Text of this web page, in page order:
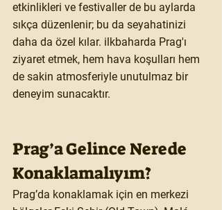
etkinlikleri ve festivaller de bu aylarda
sıkça düzenlenir; bu da seyahatinizi
daha da özel kılar. ​ilkbaharda Prag'ı
ziyaret etmek, hem hava koşulları hem
de sakin atmosferiyle unutulmaz bir
deneyim sunacaktır.
Prag’a Gelince Nerede
Konaklamalıyım?
Prag’da konaklamak için en merkezi